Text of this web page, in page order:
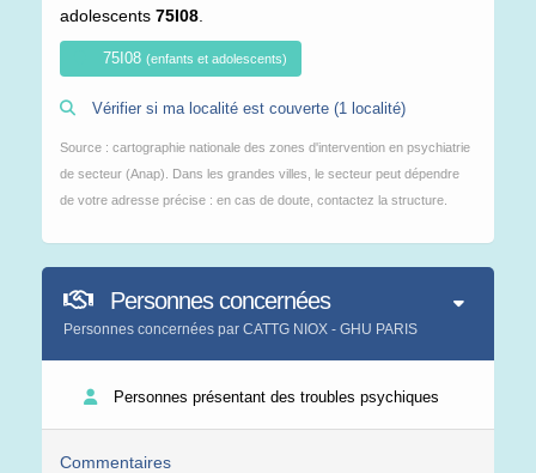
adolescents 75I08
75I08 (enfants et adolescents)
Vérifier si ma localité est couverte (1 localité)
Source : cartographie nationale des zones d'intervention en psychiatrie
de secteur (Anap). Dans les grandes villes, le secteur peut dépendre
de votre adresse précise : en cas de doute, contactez la structure.
Personnes concernées
Personnes concernées par CATTG NIOX - GHU PARIS
Personnes présentant des troubles psychiques
Commentaires